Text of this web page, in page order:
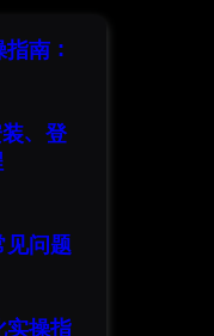
南：
、登
见问题
实操指